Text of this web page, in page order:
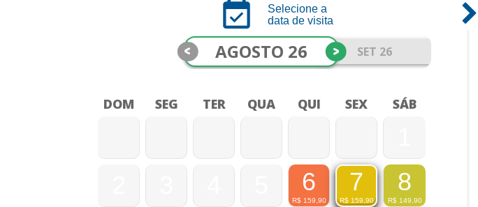
Selecione a
data de visita
AGOSTO 26 SET 26
< >
DOM SEG TER QUA QUI SEX SÁB
6
R$ 159,90
7
R$ 159,90
8
R$ 149,90